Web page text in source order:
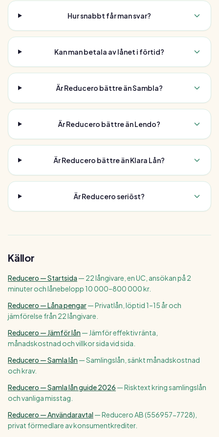
Hur snabbt får man svar?
Kan man betala av lånet i förtid?
Är Reducero bättre än Sambla?
Är Reducero bättre än Lendo?
Är Reducero bättre än Klara Lån?
Är Reducero seriöst?
Källor
Reducero — Startsida — 22 långivare, en UC, ansökan på 2
minuter och lånebelopp 10 000–800 000 kr.
Reducero — Låna pengar—Privatlån, löptid 1–15 år och
jämförelse från 22 långivare.
Reducero — Jämför lån — Jämför effektiv ränta,
månadskostnad och villkor sida vid sida.
Reducero — Samla lån —Samlingslån, sänkt månadskostnad
och krav.
Reducero — Samla lån guide 2026 —Risktext kring samlingslån
och vanliga misstag.
Reducero — Användaravtal —Reducero AB (556957-7728),
privat förmedlare av konsumentkrediter.